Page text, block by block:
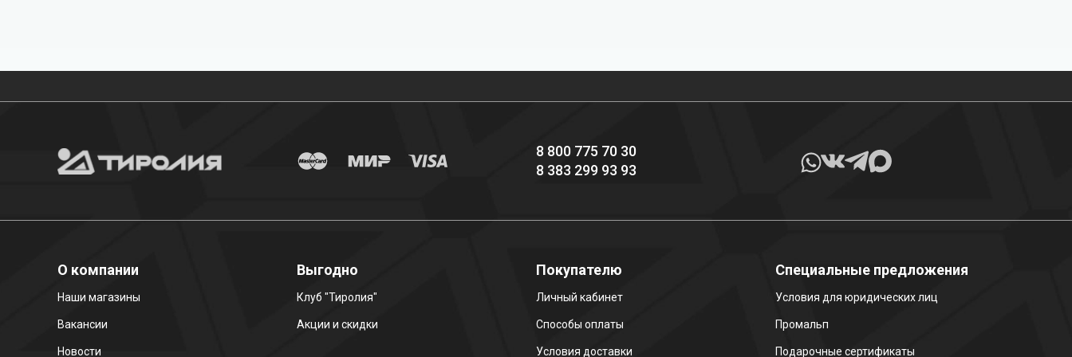
8 800 775 70 30
8 383 299 93 93
О компании
Наши магазины
Вакансии
Новости
Выгодно
Клуб "Тиролия"
Акции и скидки
Покупателю
Личный кабинет
Способы оплаты
Условия доставки
Специальные предложения
Условия для юридических лиц
Промальп
Подарочные сертификаты